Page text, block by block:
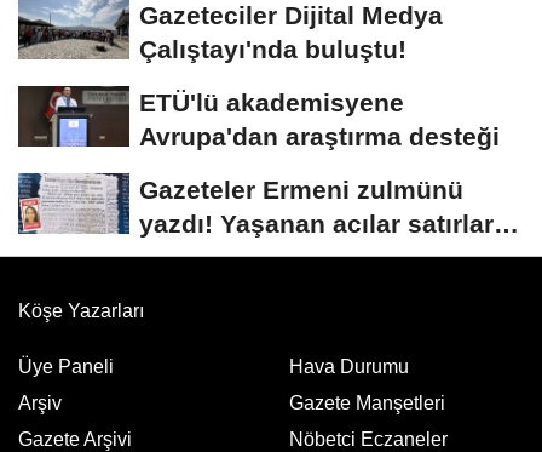
Gazeteciler Dijital Medya
Çalıştayı'nda buluştu!
ETÜ'lü akademisyene
Avrupa'dan araştırma desteği
Gazeteler Ermeni zulmünü
yazdı! Yaşanan acılar satırlara
böyle...
Köşe Yazarları
Üye Paneli
Arşiv
Gazete Arşivi
Hava Durumu
Gazete Manşetleri
Nöbetci Eczaneler